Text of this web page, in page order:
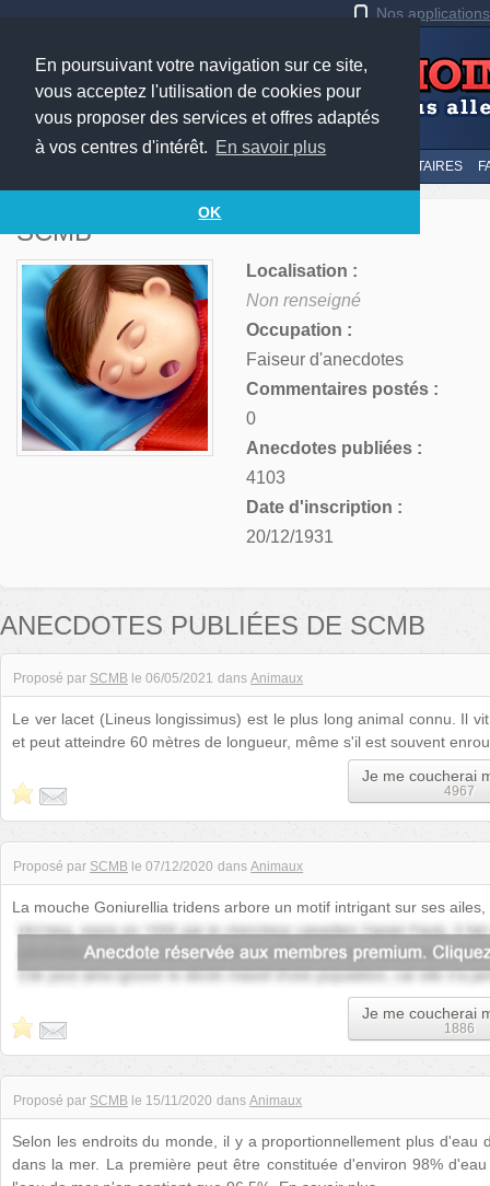
En poursuivant votre navigation sur ce site,
vous acceptez l'utilisation de cookies pour
vous proposer des services et offres adaptés
à vos centres d'intérêt. En savoir plus
OK
Nos
SUIVI DES COMMENTAIRES
SCMB
Localisation :
Non renseigné
Occupation :
Faiseur d'anecdotes
Commentaires postés :
0
Anecdotes publiées :
4103
Date d'inscription :
20/12/1931
ANECDOTES PUBLIÉES DE SCMB
Proposé par SCMB le 06/05/2021 dans Animaux
Le ver lacet (Lineus longissimus) est le plus long animal connu. Il
et peut atteindre 60 mètres de longueur, même s'il est souvent
Je me coucherai
4967
Proposé par SCMB le 07/12/2020 dans Animaux
La mouche Goniurellia tridens arbore un motif intrigant sur ses
On ignore si cela du...
Je me coucherai
1886
Proposé par SCMB le 15/11/2020 dans Animaux
Selon les endroits du monde, il y a proportionnellement plus d'eau
dans la mer. La première peut être constituée d'environ 98%